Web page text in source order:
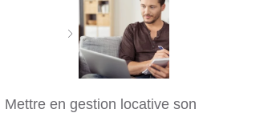
Mettre en gestion locative son